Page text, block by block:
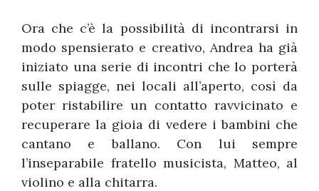
Ora che c’è la possibilità di incontrarsi in
modo spensierato e creativo, Andrea ha già
iniziato una serie di incontri che lo porterà
sulle spiagge, nei locali all’aperto, così da
poter ristabilire un contatto ravvicinato e
recuperare la gioia di vedere i bambini che
cantano e ballano. Con lui sempre
l’inseparabile fratello musicista, Matteo, al
violino e alla chitarra.